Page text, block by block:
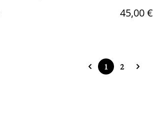
45,00 €
1 2